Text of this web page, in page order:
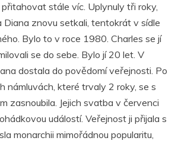
stále víc. Uplynuly tři roky,
Diana znovu setkali, tentokrát v sídle
Bylo to v roce 1980. Charles se jí
se do sebe. Bylo jí 20 let. V
dostala do povědomí veřejnosti. Po
námluvách, které trvaly 2 roky, se s
zasnoubila. Jejich svatba v červenci
událostí. Veřejnost ji přijala s
monarchii mimořádnou popularitu,